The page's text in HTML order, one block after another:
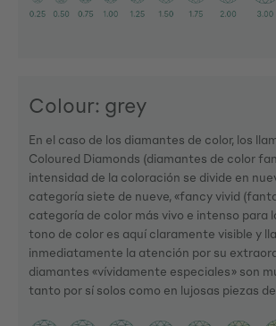
Colour: grey
En el caso de los diamantes de color, los
Coloured Diamonds (diamantes de color
intensidad de la coloración se divide en
categoría siete de nueve, «fancy vivid
categoría de color más vivo e intenso para
tono de color es aquí claramente visible y
inmediatamente la atención por su
diamantes «vívidamente especiales» son
tanto por sí solos como en lujosas piezas